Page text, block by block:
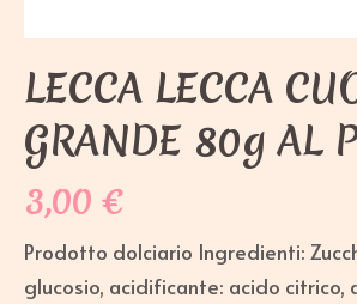
LECCA LECCA
GRANDE 80g AL
3,00€
Prodotto dolciario Ingredienti:
glucosio, acidificante: acido citrico,